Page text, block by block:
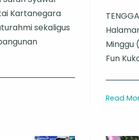
Syawal
di
Unikarta,
Resmikan
Kartanegara
sekaligus
Minggu
Fun
Read